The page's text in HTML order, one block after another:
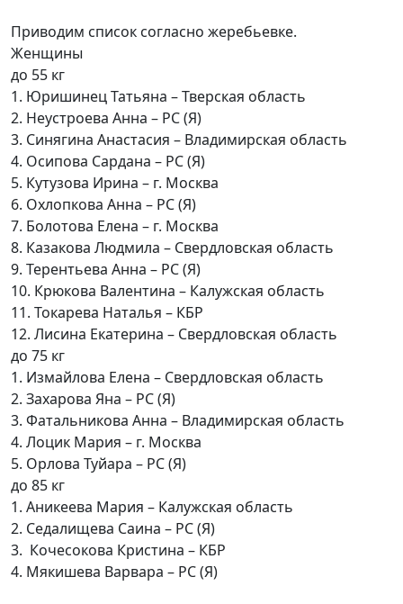
Приводим список согласно жеребьевке.
Женщины
до 55 кг
1. Юришинец Татьяна – Тверская область
2. Неустроева Анна – РС (Я)
3. Синягина Анастасия – Владимирская область
4. Осипова Сардана – РС (Я)
5. Кутузова Ирина – г. Москва
6. Охлопкова Анна – РС (Я)
7. Болотова Елена – г. Москва
8. Казакова Людмила – Свердловская область
9. Терентьева Анна – РС (Я)
10. Крюкова Валентина – Калужская область
11. Токарева Наталья – КБР
12. Лисина Екатерина – Свердловская область
до 75 кг
1. Измайлова Елена – Свердловская область
2. Захарова Яна – РС (Я)
3. Фатальникова Анна – Владимирская область
4. Лоцик Мария – г. Москва
5. Орлова Туйара – РС (Я)
до 85 кг
1. Аникеева Мария – Калужская область
2. Седалищева Саина – РС (Я)
3. Кочесокова Кристина – КБР
4. Мякишева Варвара – РС (Я)